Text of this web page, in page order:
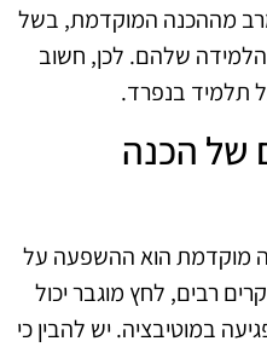
מההכנה המוקדמת, בשל
הלמידה שלהם. לכן, חשוב
תלמיד בנפרד.
של הכנה
מוקדמת הוא ההשפעה על
רבים, לחץ מוגבר יכול
במוטיבציה. יש להבין כי